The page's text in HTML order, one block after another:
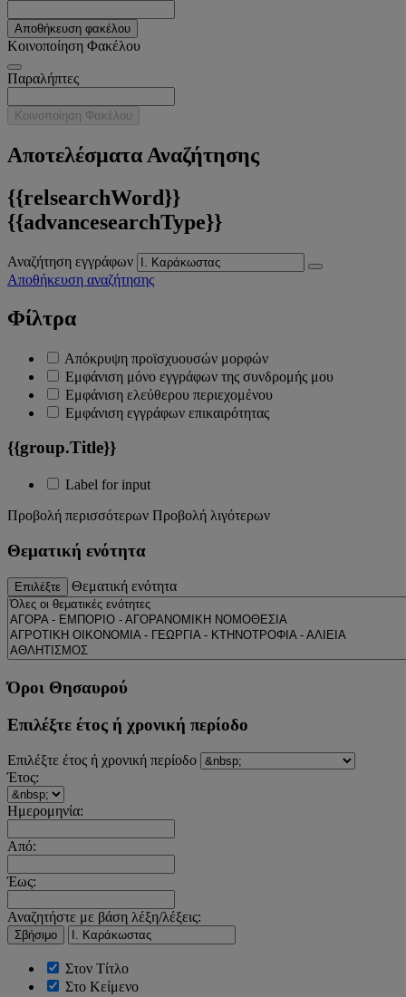
Αποθήκευση φακέλου
Κοινοποίηση Φακέλου
Παραλήπτες
Κοινοποίηση Φακέλου
Αποτελέσματα Αναζήτησης
{{relsearchWord}}
{{advancesearchType}}
Αναζήτηση εγγράφων
Αποθήκευση αναζήτησης
Φίλτρα
Απόκρυψη προϊσχυουσών μορφών
Εμφάνιση μόνο εγγράφων της συνδρομής μου
Εμφάνιση ελεύθερου περιεχομένου
Εμφάνιση εγγράφων επικαιρότητας
{{group.Title}}
Label for input
Προβολή περισσότερων Προβολή λιγότερων
Θεματική ενότητα
Επιλέξτε Θεματική ενότητα
Όροι Θησαυρού
Επιλέξτε έτος ή χρονική περίοδο
Επιλέξτε έτος ή χρονική περίοδο
Έτος:
Ημερομηνία:
Από:
Έως:
Αναζητήστε με βάση λέξη/λέξεις:
Σβήσιμο
Στον Τίτλο
Στο Κείμενο